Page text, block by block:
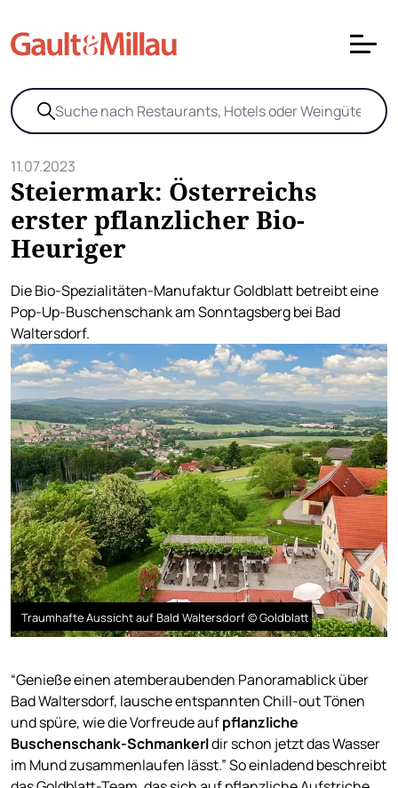
11.07.2023
Steiermark: Österreichs
erster pflanzlicher Bio-
Heuriger
Die Bio-Spezialitäten-Manufaktur Goldblatt betreibt eine
Pop-Up-Buschenschank am Sonntagsberg bei Bad
Waltersdorf.
Traumhafte Aussicht auf Bald Waltersdorf © Goldblatt
“Genieße einen atemberaubenden Panoramablick über
Bad Waltersdorf, lausche entspannten Chill-out Tönen
und spüre, wie die Vorfreude aufpflanzliche
Buschenschank-Schmankerldir schon jetzt das Wasser
im Mund zusammenlaufen lässt.” So einladend beschreibt